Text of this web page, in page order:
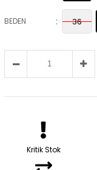
BEDEN : 36
Kritik Stok